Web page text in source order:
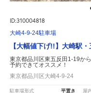
ID:310004818
大崎4-9-24駐車場
【大幅値下げ!!】大崎駅
東京都品川区東五反田1-19から
予約できてオススメ！
東京都品川区大崎4-9-24
駐車場形式 平置き 屋